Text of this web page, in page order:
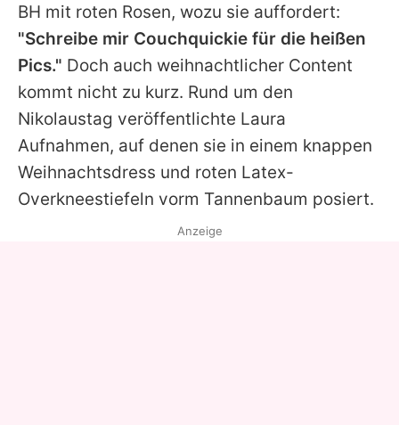
BH mit roten Rosen, wozu sie auffordert:
"Schreibe mir Couchquickie für die heißen
Pics." Doch auch weihnachtlicher Content
kommt nicht zu kurz. Rund um den
Nikolaustag veröffentlichte Laura
Aufnahmen, auf denen sie in einem knappen
Weihnachtsdress und roten Latex-
Overkneestiefeln vorm Tannenbaum posiert.
Anzeige